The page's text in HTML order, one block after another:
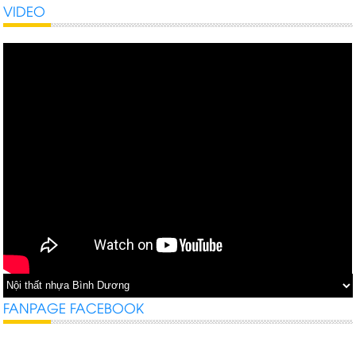
Loan Cho Bé
Bàn học là vật dụng vô cùng cần thiết cho bé vì nó
Loan
VIDEO
FANPAGE FACEBOOK